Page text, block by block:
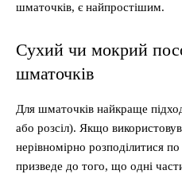
шматочків, є найпростішим.
Сухий чи мокрий
шматочків
Для шматочків найкраще
або розсіл). Якщо
нерівномірно розподілитися
призведе до того, що одні